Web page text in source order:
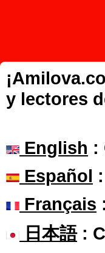
y lectores
English :
Español
Français
日本語: